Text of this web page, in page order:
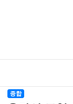
종합